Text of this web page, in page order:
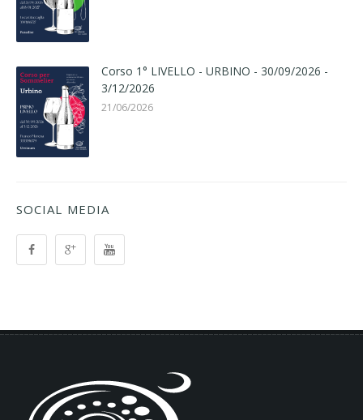
Corso 1° LIVELLO - URBINO - 30/09/2026 -
3/12/2026
21/06/2026
SOCIAL MEDIA